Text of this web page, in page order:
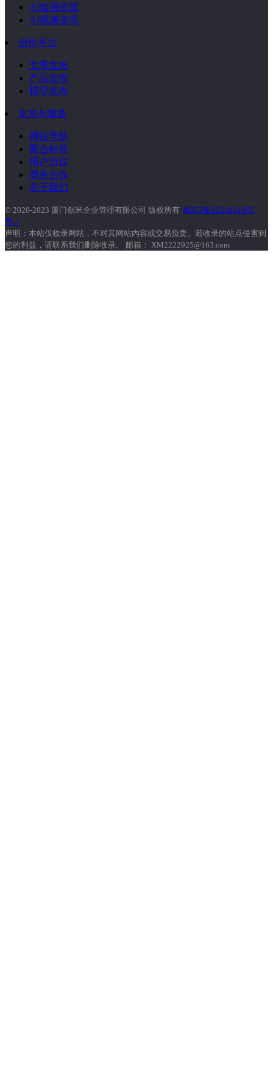
AI绘画变现
AI视频变现
创作平台
文章发布
产品发布
模型发布
支持与服务
网站导航
聚合标签
用户协议
商务合作
关于我们
© 2020-2023 厦门创米企业管理有限公司 版权所有 闽ICP备2024031605
号-2
声明：本站仅收录网站，不对其网站内容或交易负责。若收录的站点侵害到
您的利益，请联系我们删除收录。 邮箱： XM2222925@163.com